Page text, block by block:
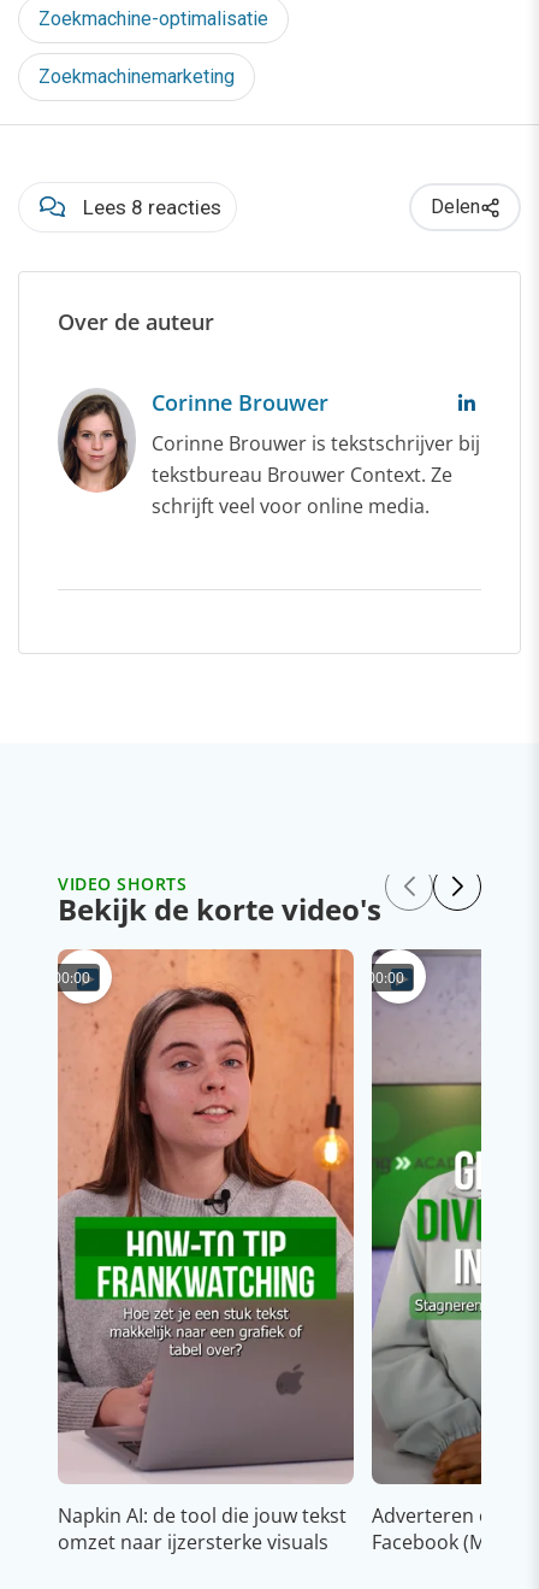
Zoekmachine-optimalisatie
Zoekmachinemarketing
Lees 8 reacties Delen
Over de auteur
Corinne Brouwer
Corinne Brouwer is tekstschrijver bij
tekstbureau Brouwer Context. Ze
schrijft veel voor online media.
VIDEO SHORTS
Bekijk de korte video's
00:00
Napkin AI: de tool die jouw tekst
omzet naar ijzersterke visuals
00:00
Adverteren op
Facebook (Meta)